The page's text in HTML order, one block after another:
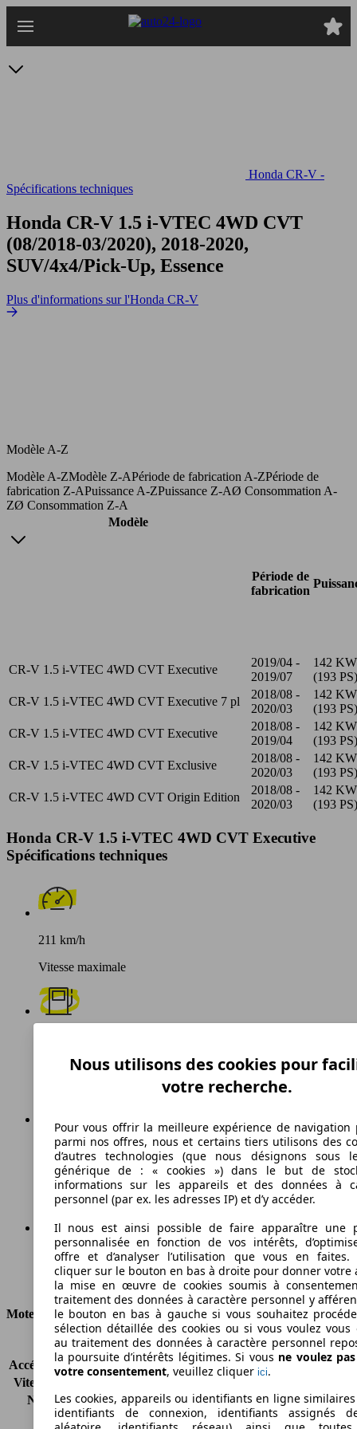
au
Honda CR-V -
Spécifications techniques
Honda CR-V 1.5 i-VTEC 4WD CVT
(08/2018-03/2020), 2018-2020,
SUV/4x4/Pick-Up, Essence
Plus d'informations sur l'Honda CR-V
Modèle A-Z
Modèle A-ZModèle Z-APériode de fabrication A-ZPériode de
fabrication Z-APuissance A-ZPuissance Z-AØ Consommation A-
ZØ Consommation Z-A
Modèle
Période de
fabrication
CR-V 1.5 i-VTEC 4WD CVT Executive
2019/04 -
2019/07
142 KW
(193 PS)
CR-V 1.5 i-VTEC 4WD CVT Executive 7 pl
2018/08 -
2020/03
142 KW
(193 PS)
CR-V 1.5 i-VTEC 4WD CVT Executive
2018/08 -
2019/04
142 KW
(193 PS)
CR-V 1.5 i-VTEC 4WD CVT Exclusive
2018/08 -
2020/03
142 KW
(193 PS)
CR-V 1.5 i-VTEC 4WD CVT Origin Edition
2018/08 -
2020/03
142 KW
(193 PS)
Honda CR-V 1.5 i-VTEC 4WD CVT Executive
Spécifications techniques
211 km/h
Vitesse maximale
Carburant
158 g/km
Émissions de CO2 (combinées)*
Ø 7.1 l/100km
Consommation
Moteur et Puissance
KW (CH)
142 kW (193 PS)
Accélération (0-100 km/h) 9.3s
Vitesse maximale (km/h)
Nombre de vitesses
7
Couple
243 nm
Nous utilisons des cookies pour
votre recherche.
Pour vous offrir la meilleure expérience de navigation
parmi nos offres, nous et certains tiers utilisons des
d’autres technologies (que nous désignons sous
générique de : « cookies ») dans le but de
informations sur les appareils et des données à
personnel (par ex. les adresses IP) et d’y accéder.
Il nous est ainsi possible de faire apparaître une
personnalisée en fonction de vos intérêts,
offre et d’analyser l’utilisation que vous en faites.
cliquer sur le bouton en bas à droite pour donner votre
la mise en œuvre de cookies soumis à
traitement des données à caractère personnel y
le bouton en bas à gauche si vous souhaitez
sélection détaillée des cookies ou si vous voulez vous
au traitement des données à caractère personnel
la poursuite d’intérêts légitimes. Si vous ne voulez
votre consentement, veuillez cliquer ici.
Les cookies, appareils ou identifiants en ligne
identifiants de connexion, identifiants assignés